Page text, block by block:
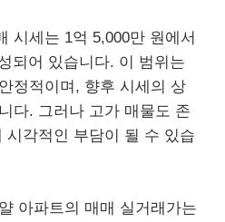
시세는 1억 5,000만 원에서
되어 있습니다. 이 범위는
정적이며, 향후 시세의 상
다. 그러나 고가 매물도 존
시각적인 부담이 될 수 있습
아파트의 매매 실거래가는